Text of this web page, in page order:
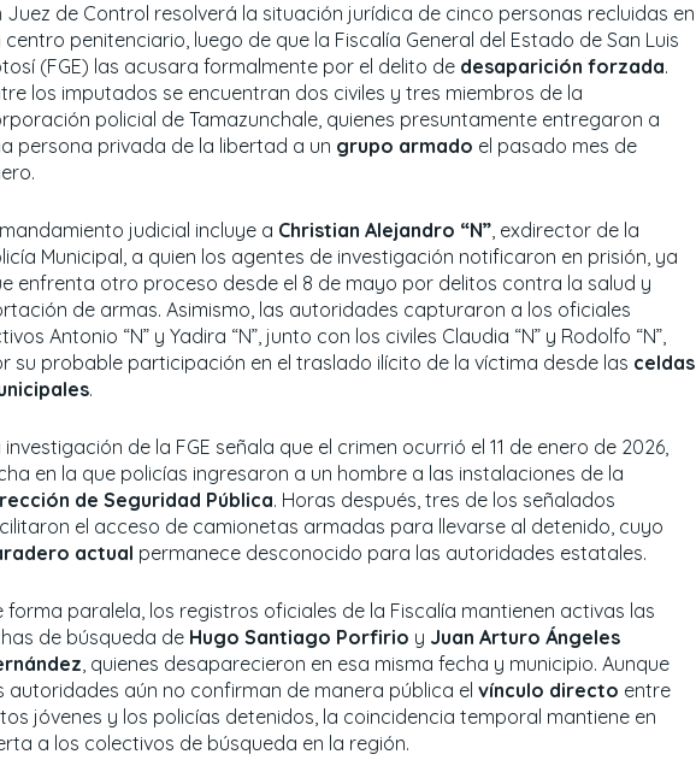
Juez de Control resolverá la situación jurídica de cinco personas recluidas en
centro penitenciario, luego de que la Fiscalía General del Estado de San Luis
(FGE) las acusara formalmente por el delito de desaparición forzada.
los imputados se encuentran dos civiles y tres miembros de la
policial de Tamazunchale, quienes presuntamente entregaron a
persona privada de la libertad a un grupo armado el pasado mes de
judicial incluye a Christian Alejandro “N”, exdirector de la
Municipal, a quien los agentes de investigación notificaron en prisión, ya
enfrenta otro proceso desde el 8 de mayo por delitos contra la salud y
de armas. Asimismo, las autoridades capturaron a los oficiales
Antonio “N” y Yadira “N”, junto con los civiles Claudia “N” y Rodolfo “N”,
su probable participación en el traslado ilícito de la víctima desde las celdas
.
investigación de la FGE señala que el crimen ocurrió el 11 de enero de 2026,
en la que policías ingresaron a un hombre a las instalaciones de la
de Seguridad Pública. Horas después, tres de los señalados
el acceso de camionetas armadas para llevarse al detenido, cuyo
actual permanece desconocido para las autoridades estatales.
forma paralela, los registros oficiales de la Fiscalía mantienen activas las
de búsqueda de Hugo Santiago Porfirio y Juan Arturo Ángeles
, quienes desaparecieron en esa misma fecha y municipio. Aunque
autoridades aún no confirman de manera pública el vínculo directo entre
jóvenes y los policías detenidos, la coincidencia temporal mantiene en
a los colectivos de búsqueda en la región.